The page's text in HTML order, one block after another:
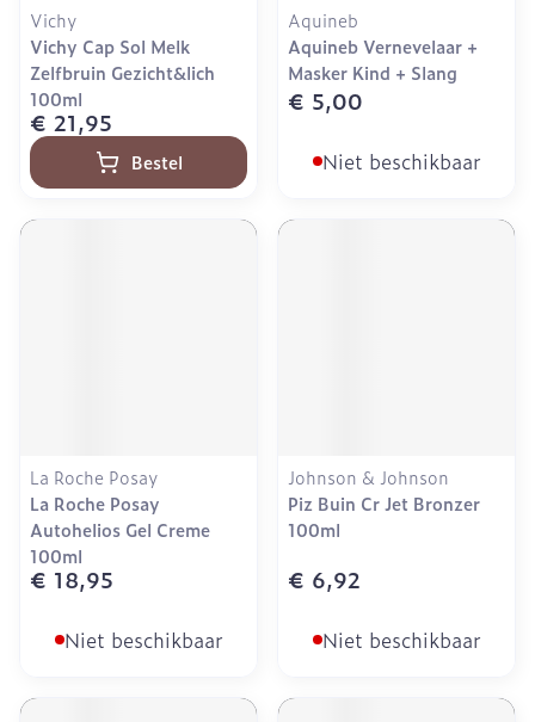
Vichy
Vichy Cap Sol Melk
Zelfbruin Gezicht&lich
100ml
€ 21,95
Bestel
Aquineb
Aquineb Vernevelaar +
Masker Kind + Slang
€ 5,00
Niet beschikbaar
La Roche Posay
La Roche Posay
Autohelios Gel Creme
100ml
€ 18,95
Niet beschikbaar
Johnson & Johnson
Piz Buin Cr Jet Bronzer
100ml
€ 6,92
Niet beschikbaar